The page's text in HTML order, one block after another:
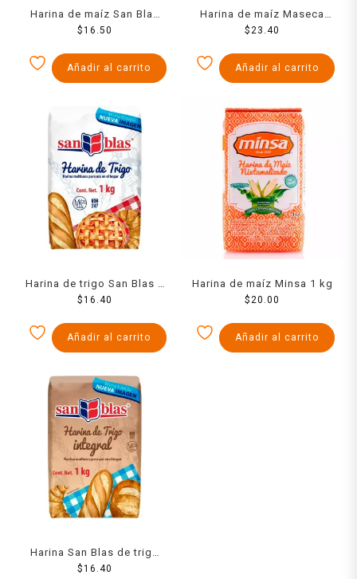
Harina de maíz San Blas
nixtamalizado 1 kg
$16.50
Añadir al carrito
Harina de maíz Maseca
nixtamalizado 1 kg
$ 23.40
Añadir al carrito
Harina de trigo San Blas 1
kg
$16.40
Añadir al carrito
Harina de maíz Minsa 1 kg
$ 20.00
Añadir al carrito
Harina San Blas de trigo
integral 1 kg
$16.40